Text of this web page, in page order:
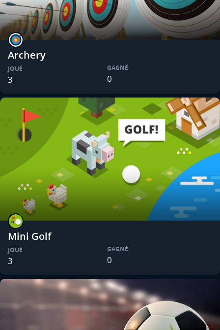
Archery
JOUÉ
3
GAGNÉ
0
Mini Golf
JOUÉ
3
GAGNÉ
0